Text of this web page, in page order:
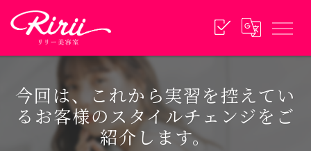
今回は、これから実習を控えてい
るお客様のスタイルチェンジをご
紹介します。